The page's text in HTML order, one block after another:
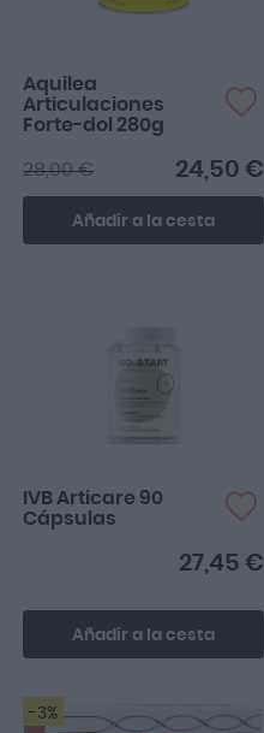
Aquilea
Articulaciones
Forte-dol 280g
24,50 €
28,00 €
Añadir a la cesta
IVB Articare 90
Cápsulas
27,45 €
Añadir a la cesta
-3%